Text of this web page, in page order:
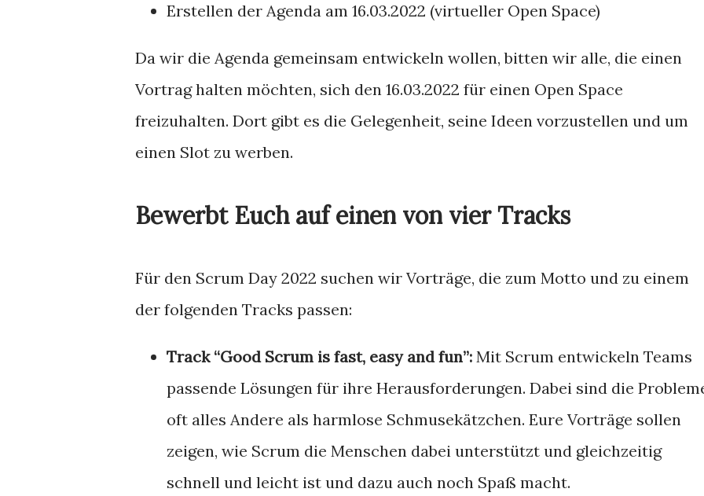
Erstellen der Agenda am 16.03.2022 (virtueller Open Space)
Da wir die Agenda gemeinsam entwickeln wollen, bitten wir alle, die einen
Vortrag halten möchten, sich den 16.03.2022 für einen Open Space
freizuhalten. Dort gibt es die Gelegenheit, seine Ideen vorzustellen und um
einen Slot zu werben.
Bewerbt Euch auf einen von vier Tracks
Für den Scrum Day 2022 suchen wir Vorträge, die zum Motto und zu einem
der folgenden Tracks passen:
Track “Good Scrum is fast, easy and fun”: Mit Scrum entwickeln Teams
passende Lösungen für ihre Herausforderungen. Dabei sind die
oft alles Andere als harmlose Schmusekätzchen. Eure Vorträge sollen
zeigen, wie Scrum die Menschen dabei unterstützt und gleichzeitig
schnell und leicht ist und dazu auch noch Spaß macht.